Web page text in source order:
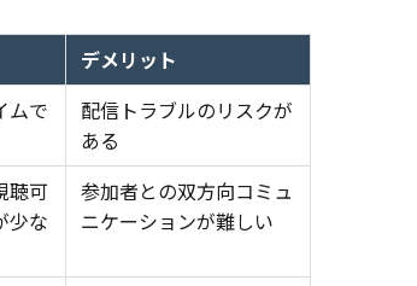
デメリット
ムで
配信トラブルのリスクが
ある
聴可
少な
参加者との双方向コミュ
ニケーションが難しい